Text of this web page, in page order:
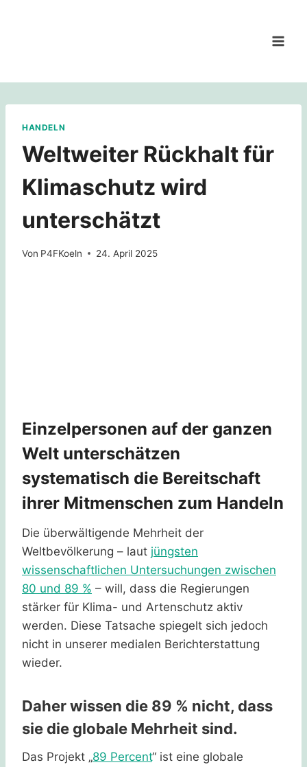
HANDELN
Weltweiter Rückhalt für
Klimaschutz wird
unterschätzt
Von P4FKoeln 24. April 2025
Einzelpersonen auf der ganzen
Welt unterschätzen
systematisch die Bereitschaft
ihrer Mitmenschen zum Handeln
Die überwältigende Mehrheit der
Weltbevölkerung – laut jüngsten
wissenschaftlichen Untersuchungen zwischen
80 und 89 % – will, dass die Regierungen
stärker für Klima- und Artenschutz aktiv
werden. Diese Tatsache spiegelt sich jedoch
nicht in unserer medialen Berichterstattung
wieder.
Daher wissen die 89 % nicht, dass
sie die globale Mehrheit sind.
Das Projekt „89 Percent“ ist eine globale